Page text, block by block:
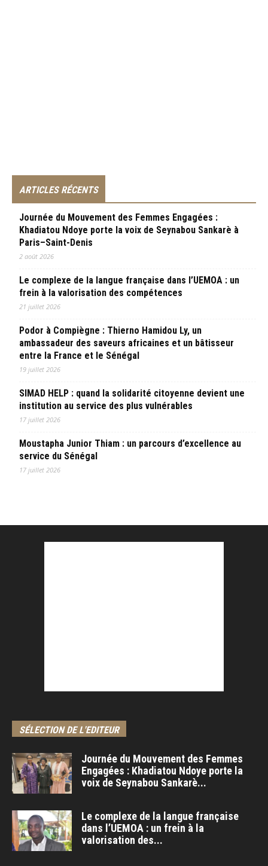
ARTICLES RÉCENTS
Journée du Mouvement des Femmes Engagées :
Khadiatou Ndoye porte la voix de Seynabou Sankarè à
Paris–Saint-Denis
2 août 2026
Le complexe de la langue française dans l’UEMOA : un
frein à la valorisation des compétences
21 juillet 2026
Podor à Compiègne : Thierno Hamidou Ly, un
ambassadeur des saveurs africaines et un bâtisseur
entre la France et le Sénégal
19 juillet 2026
SIMAD HELP : quand la solidarité citoyenne devient une
institution au service des plus vulnérables
17 juillet 2026
Moustapha Junior Thiam : un parcours d’excellence au
service du Sénégal
17 juillet 2026
SÉLECTION DE L'EDITEUR
Journée du Mouvement des Femmes
Engagées : Khadiatou Ndoye porte la
voix de Seynabou Sankarè...
Le complexe de la langue française
dans l’UEMOA : un frein à la
valorisation des...